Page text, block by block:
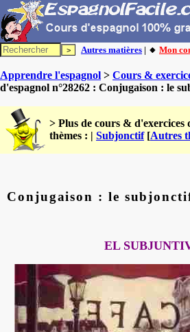
Autres matières | 🔸 Mon
Apprendre l'espagnol > Cours &
d'espagnol n°28262 : Conjugaison : le
> Plus de cours & d'exercices
thèmes : | Subjonctif[Autres
Conjugaison : le
EL